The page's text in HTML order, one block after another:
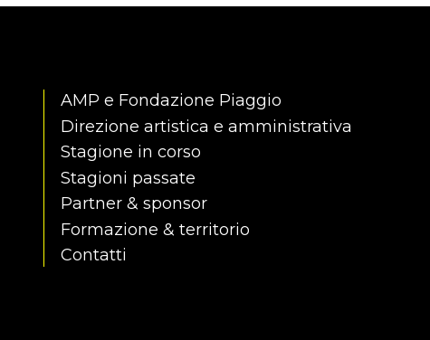
AMP e Fondazione Piaggio
Direzione artistica e amministrativa
Stagione in corso
Stagioni passate
Partner & sponsor
Formazione & territorio
Contatti